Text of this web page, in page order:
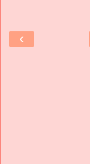
‹